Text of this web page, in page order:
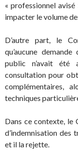
« professionnel
impacter le volume
D’autre part, le
qu’aucune
public n’avait été
consultation pour
complémentaires,
techniques
Dans ce contexte, le
d’indemnisation des
et il la rejette.